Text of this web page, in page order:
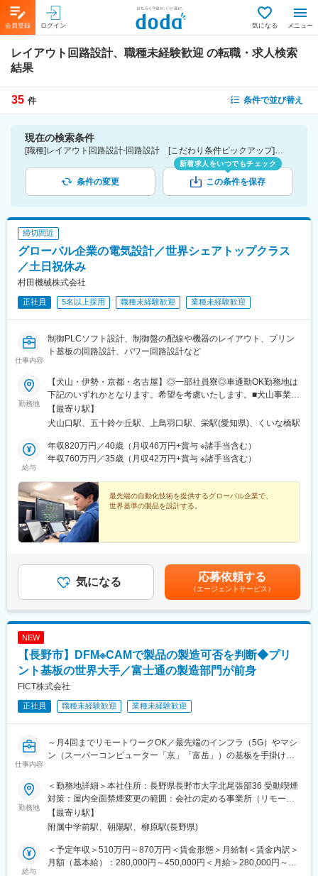
会員登録 ログイン 気になる メニュー
レイアウト回路設計、職種未経験歓迎 の転職・求人検索
結果
35 件 条件で並び替え
現在の検索条件
[職種]レイアウト回路設計-回路設計 [こだわり条件ピックアップ]職種未経験歓迎 [詳細条件](募集・採用情報)職種未経験歓迎
条件の変更
新着求人をいつでもチェック
この条件を保存
締切間近
グローバル企業の電気設計／世界シェアトップクラス
／土日祝休み
村田機械株式会社
正社員 5名以上採用 職種未経験歓迎 業種未経験歓迎
仕事内容
制御PLCソフト設計、制御盤の配線や機器のレイアウト、プリン
ト基板の回路設計、パワー回路設計など
勤務地
【犬山・伊勢・京都・名古屋】◎一部社員寮◎車通勤OK勤務地は
下記のいずれかとなります。希望を考慮いたします。■犬山事業
所：愛知県犬山市名鉄犬山口駅徒歩10分 ■伊勢事業所：三重県伊
勢市近鉄・JR伊勢市駅～車で15分■京都テクニカルセンター：京
な橋駅徒歩約10分■名古屋テクニカルセンター：愛知県名古屋市
東区地下鉄栄駅すぐ ★京都・名古屋勤務の場合は、犬山事業所も
度等により延長・短縮の場合があります。※名古屋以外は車通勤
OK／駐車場完備※リモートワーク、在宅勤務も可能※受動喫煙対策
制度あり／社内分煙
【最寄り駅】
犬山口駅、五十鈴ケ丘駅、上鳥羽口駅、栄駅(愛知県)、くいな橋駅
給与
年収820万円／40歳（月収46万円+賞与 ※諸手当含む）
年収760万円／35歳（月収42万円+賞与 ※諸手当含む）
最先端の自動化技術を提供するグローバル企業で、
世界基準の製品を設計する。
気になる 応募依頼する
（エージェントサービス）
NEW
【長野市】DFM※CAMで製品の製造可否を判断◆プリ
ント基板の世界大手／富士通の製造部門が前身
FICT株式会社
正社員 職種未経験歓迎 業種未経験歓迎
仕事内容
～月4回までリモートワークOK／最先端のインフラ（5G）やマシ
ン（スーパーコンピューター「京」「富岳」）の基板を手掛け
板製造部門が前身～
■業務内容：
・CAMシステム（INCAM）を用いて、顧客要求基板の製造可否の
チェックを行います。
・プリント基板データをCAMシステムに取り込み、当社ルール
（デザインルール）に沿っているか確認、製造できない箇所があ
れば、製造可能な形にデータを修正します。
勤務地
＜勤務地詳細＞本社住所：長野県長野市大字北尾張部36 受動喫煙
対策：屋内全面禁煙変更の範囲：会社の定める事業所（リモート
ワーク含む）
【最寄り駅】
附属中学前駅、朝陽駅、柳原駅(長野県)
給与
＜予定年収＞510万円～870万円＜賃金形態＞月給制＜賃金内訳＞
月額（基本給）：280,000円～450,000円＜月給＞280,000円～